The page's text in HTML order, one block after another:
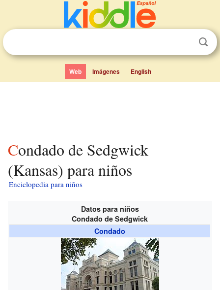
Web Imágenes English
Condado de Sedgwick
(Kansas) para niños
Enciclopedia para niños
Datos para niños
Condado de Sedgwick
Condado